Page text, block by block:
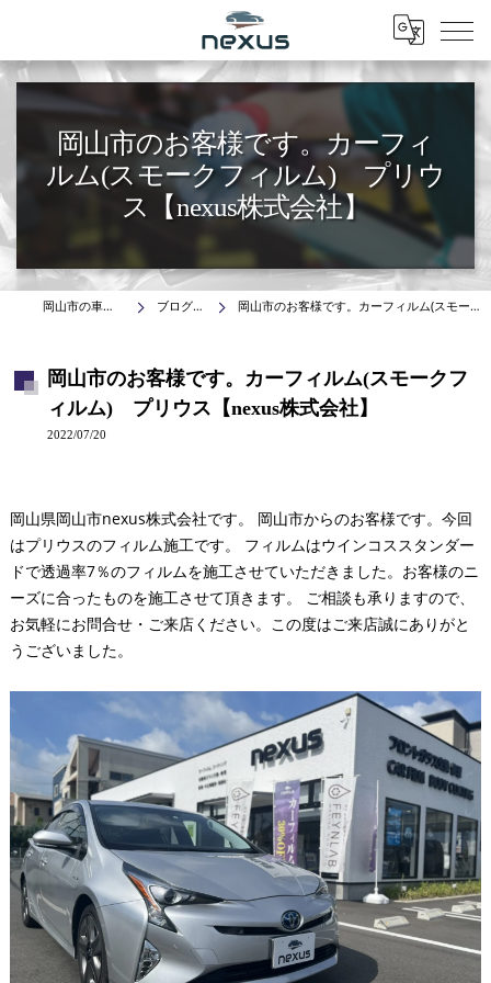
Menu
岡山市のお客様です。カーフィ
ルム(スモークフィルム) プリウ
ス【nexus株式会社】
岡山市の車はnexus株式会社 ブログ(施工事例) 岡山市のお客様です。カーフィルム(スモークフィルム) プリウス【nexus株式会社】
岡山市のお客様です。カーフィルム(スモークフ
ィルム) プリウス【nexus株式会社】
2022/07/20
岡山県岡山市nexus株式会社です。 岡山市からのお客様です。今回
はプリウスのフィルム施工です。 フィルムはウインコススタンダー
ドで透過率7％のフィルムを施工させていただきました。お客様のニ
ーズに合ったものを施工させて頂きます。 ご相談も承りますので、
お気軽にお問合せ・ご来店ください。この度はご来店誠にありがと
うございました。